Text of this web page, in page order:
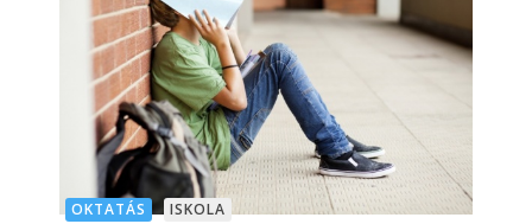
OKTATÁS ISKOLA